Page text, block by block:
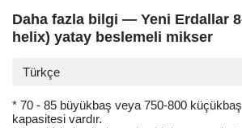
Daha fazla bilgi — Yeni Erdallar
helix) yatay beslemeli mikser
Türkçe
* 70 - 85 büyükbaş veya 750-800
kapasitesi vardır.